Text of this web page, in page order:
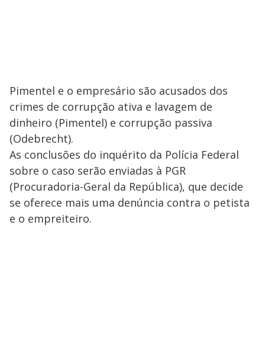
Pimentel e o empresário são acusados dos
crimes de corrupção ativa e lavagem de
dinheiro (Pimentel) e corrupção passiva
(Odebrecht).
As conclusões do inquérito da Polícia Federal
sobre o caso serão enviadas à PGR
(Procuradoria-Geral da República), que decide
se oferece mais uma denúncia contra o petista
e o empreiteiro.